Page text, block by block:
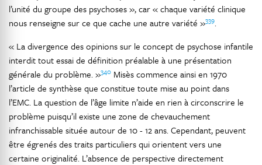
l’unité du groupe des psychoses », car « chaque variété clinique
nous renseigne sur ce que cache une autre variété »339.
« La divergence des opinions sur le concept de psychose infantile
interdit tout essai de définition préalable à une présentation
générale du problème. »340 Misès commence ainsi en 1970
l’article de synthèse que constitue toute mise au point dans
l’EMC. La question de l’âge limite n’aide en rien à circonscrire le
problème puisqu’il existe une zone de chevauchement
infranchissable située autour de 10 - 12 ans. Cependant, peuvent
être égrenés des traits particuliers qui orientent vers une
certaine originalité. L’absence de perspective directement